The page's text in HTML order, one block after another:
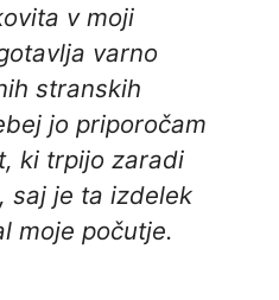
v moji
varno
stranskih
jo priporočam
ki trpijo zaradi
saj je ta izdelek
moje počutje.